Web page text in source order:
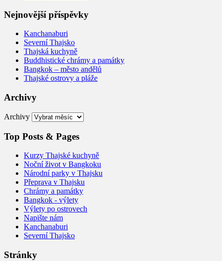
Nejnovější příspěvky
Kanchanaburi
Severní Thajsko
Thajská kuchyně
Buddhistické chrámy a památky
Bangkok – město andělů
Thajské ostrovy a pláže
Archivy
Archivy
Top Posts & Pages
Kurzy Thajské kuchyně
Noční život v Bangkoku
Národní parky v Thajsku
Přeprava v Thajsku
Chrámy a památky
Bangkok - výlety
Výlety po ostrovech
Napište nám
Kanchanaburi
Severní Thajsko
Stránky